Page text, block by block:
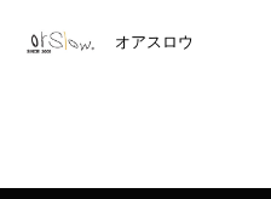
オアスロウ